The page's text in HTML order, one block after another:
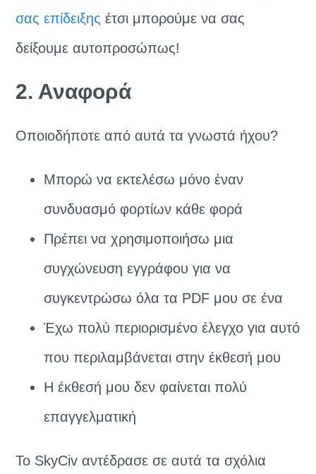
σας επίδειξης έτσι μπορούμε να σας
δείξουμε αυτοπροσώπως!
2. Αναφορά
Οποιοδήποτε από αυτά τα γνωστά ήχου?
Μπορώ να εκτελέσω μόνο έναν
συνδυασμό φορτίων κάθε φορά
Πρέπει να χρησιμοποιήσω μια
συγχώνευση εγγράφου για να
συγκεντρώσω όλα τα PDF μου σε ένα
Έχω πολύ περιορισμένο έλεγχο για αυτό
που περιλαμβάνεται στην έκθεσή μου
Η έκθεσή μου δεν φαίνεται πολύ
επαγγελματική
Το SkyCiv αντέδρασε σε αυτά τα σχόλια